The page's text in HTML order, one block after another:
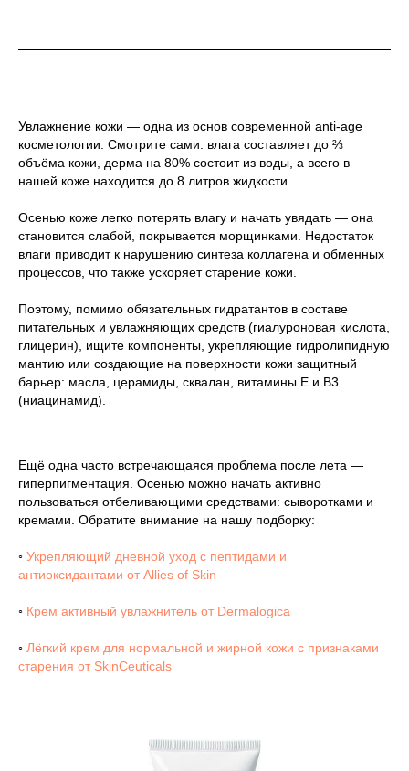
Увлажнение кожи — одна из основ современной anti-age
косметологии. Смотрите сами: влага составляет до ⅔
объёма кожи, дерма на 80% состоит из воды, а всего в
нашей коже находится до 8 литров жидкости.
Осенью коже легко потерять влагу и начать увядать — она
становится слабой, покрывается морщинками. Недостаток
влаги приводит к нарушению синтеза коллагена и обменных
процессов, что также ускоряет старение кожи.
Поэтому, помимо обязательных гидратантов в составе
питательных и увлажняющих средств (гиалуроновая кислота,
глицерин), ищите компоненты, укрепляющие гидролипидную
мантию или создающие на поверхности кожи защитный
барьер: масла, церамиды, сквалан, витамины Е и B3
(ниацинамид).
Ещё одна часто встречающаяся проблема после лета —
гиперпигментация. Осенью можно начать активно
пользоваться отбеливающими средствами: сыворотками и
кремами. Обратите внимание на нашу подборку:
◦ Укрепляющий дневной уход с пептидами и
антиоксидантами от Allies of Skin
◦ Крем активный увлажнитель от Dermalogica
◦ Лёгкий крем для нормальной и жирной кожи с признаками
старения от SkinCeuticals